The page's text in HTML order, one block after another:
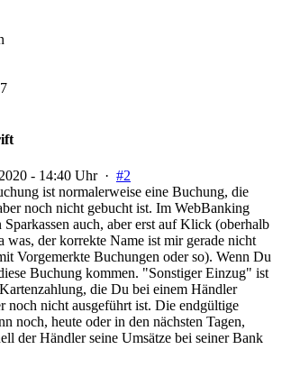
- 14:40 Uhr · #2
ist normalerweise eine Buchung, die
noch nicht gebucht ist. Im WebBanking
Sparkassen auch, aber erst auf Klick (oberhalb
was, der korrekte Name ist mir gerade nicht
Vorgemerkte Buchungen oder so). Wenn Du
Buchung kommen. "Sonstiger Einzug" ist
die Du bei einem Händler
noch nicht ausgeführt ist. Die endgültige
noch, heute oder in den nächsten Tagen,
der Händler seine Umsätze bei seiner Bank